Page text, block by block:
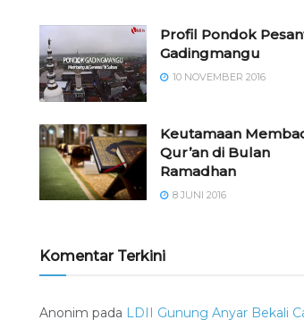
⁠⁠⁠Profil Pondok
Gadingmangu
10 NOVEMBER 2016
Keutamaan
Qur’an di Bulan
Ramadhan
8 JUNI 2016
Komentar Terkini
Anonim pada LDII Gunung Anyar Bekali